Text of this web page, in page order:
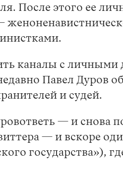
После этого ее
каналы с
Павел Дуров
и судей.
— и снова
— и вскоре
государства»),